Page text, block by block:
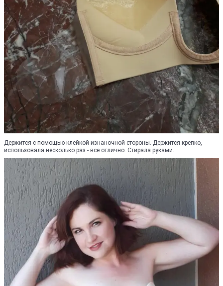
Держится с помощью клейкой изнаночной стороны. Держится крепко,
использовала несколько раз - все отлично. Стирала руками.